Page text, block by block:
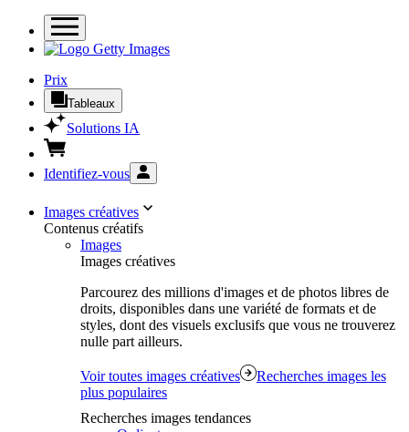
Prix
Tableaux
Solutions IA
Identifiez-vous
Images créatives
Contenus créatifs
Images
Images créatives
Parcourez des millions d'images et de photos libres de
droits, disponibles dans une variété de formats et de
styles, dont des visuels exclusifs que vous ne trouverez
nulle part ailleurs.
Voir toutes images créatives
Recherches images les
plus populaires
Recherches images tendances